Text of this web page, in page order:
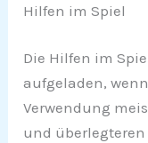
Hilfen im Spiel
Die Hilfen im
aufgeladen,
Verwendung
und überlegteren